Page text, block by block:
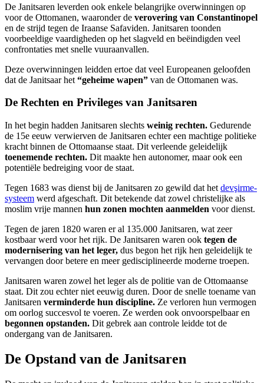
De Janitsaren leverden ook enkele belangrijke overwinningen op
voor de Ottomanen, waaronder de verovering van Constantinopel
en de strijd tegen de Iraanse Safaviden. Janitsaren toonden
voorbeeldige vaardigheden op het slagveld en beëindigden veel
confrontaties met snelle vuuraanvallen.
Deze overwinningen leidden ertoe dat veel Europeanen geloofden
dat de Janitsaar het “geheime wapen” van de Ottomanen was.
De Rechten en Privileges van Janitsaren
In het begin hadden Janitsaren slechts weinig rechten. Gedurende
de 15e eeuw verwierven de Janitsaren echter een machtige politieke
kracht binnen de Ottomaanse staat. Dit verleende geleidelijk
toenemende rechten. Dit maakte hen autonomer, maar ook een
potentiële bedreiging voor de staat.
Tegen 1683 was dienst bij de Janitsaren zo gewild dat het devşirme-
systeem werd afgeschaft. Dit betekende dat zowel christelijke als
moslim vrije mannen hun zonen mochten aanmelden voor dienst.
Tegen de jaren 1820 waren er al 135.000 Janitsaren, wat zeer
kostbaar werd voor het rijk. De Janitsaren waren ook tegen de
modernisering van het leger, dus begon het rijk hen geleidelijk te
vervangen door betere en meer gedisciplineerde moderne troepen.
Janitsaren waren zowel het leger als de politie van de Ottomaanse
staat. Dit zou echter niet eeuwig duren. Door de snelle toename van
Janitsaren verminderde hun discipline. Ze verloren hun vermogen
om oorlog succesvol te voeren. Ze werden ook onvoorspelbaar en
begonnen opstanden. Dit gebrek aan controle leidde tot de
ondergang van de Janitsaren.
De Opstand van de Janitsaren